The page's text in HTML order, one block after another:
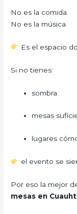
No es la comida.
No es la música.
Es el espacio
Si no tienes:
sombra
mesas
lugares
el evento se
Por eso la mejor
mesas en